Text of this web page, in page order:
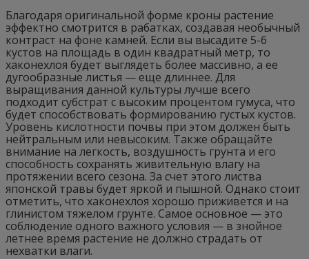
Благодаря оригинальной форме кроны растение
эффектно смотрится в рабатках, создавая необычный
контраст на фоне камней. Если вы высадите 5-6
кустов на площадь в один квадратный метр, то
хаконехлоя будет выглядеть более массивно, а ее
дугообразные листья — еще длиннее. Для
выращивания данной культуры лучше всего
подходит субстрат с высоким процентом гумуса, что
будет способствовать формированию густых кустов.
Уровень кислотности почвы при этом должен быть
нейтральным или невысоким. Также обращайте
внимание на легкость, воздушность грунта и его
способность сохранять живительную влагу на
протяжении всего сезона. За счет этого листва
японской травы будет яркой и пышной. Однако стоит
отметить, что хаконехлоя хорошо приживется и на
глинистом тяжелом грунте. Самое основное — это
соблюдение одного важного условия — в знойное
летнее время растение не должно страдать от
нехватки влаги.